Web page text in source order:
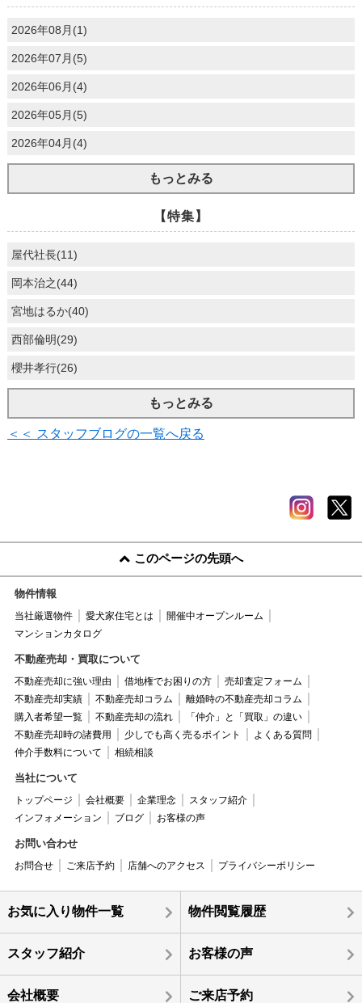
2026年08月(1)
2026年07月(5)
2026年06月(4)
2026年05月(5)
2026年04月(4)
もっとみる
【特集】
屋代社長(11)
岡本治之(44)
宮地はるか(40)
西部倫明(29)
櫻井孝行(26)
もっとみる
＜＜ スタッフブログの一覧へ戻る
このページの先頭へ
物件情報
当社厳選物件 愛犬家住宅とは
開催中オープンルーム
マンションカタログ
不動産売却・買取について
不動産売却に強い理由 借地権でお困りの方
売却査定フォーム
不動産売却実績
不動産売却コラム
離婚時の不動産売却コラム
購入者希望一覧
不動産売却の流れ
「仲介」と「買取」の違い
不動産売却時の諸費用
少しでも高く売るポイント
よくある質問
仲介手数料について
相続相談
当社について
トップページ 会社概要 企業理念
スタッフ紹介
インフォメーション
ブログ お客様の声
お問い合わせ
お問合せ ご来店予約 店舗へのアクセス プライバシーポリシー
お気に入り物件一覧 物件閲覧履歴
スタッフ紹介 お客様の声
会社概要 ご来店予約